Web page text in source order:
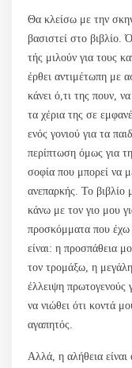
Θα κλείσω με την
βασιστεί στο βιβλίο.
τής μιλούν για τους
έρθει αντιμέτωπη με
κάνει ό,τι της πουν,
τα χέρια της σε
ενός γονιού για τα
περίπτωση όμως για
σοφία που μπορεί να
ανεπαρκής. Το βιβλίο
κάνω με τον γιο μου
προσκόμματα που έχω
είναι: η προσπάθεια
τον τρομάξω, η
έλλειψη πρωτογενούς
να νιώθει ότι κοντά
αγαπητός.
Αλλά, η αλήθεια